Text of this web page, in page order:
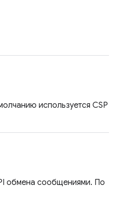
используется CSP
обмена сообщениями. По